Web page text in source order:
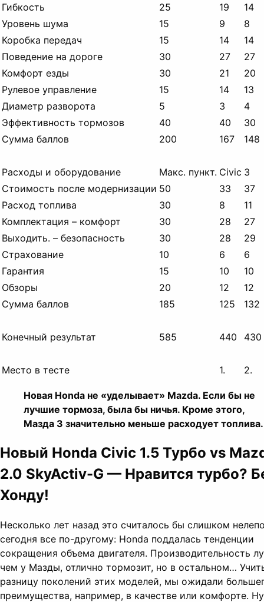
Гибкость
25 19
14
Уровень шума
15 9
8
Коробка передач
15 14
14
Поведение на дороге
30 27
27
Комфорт езды
30 21
20
Рулевое управление
15 14
13
Диаметр разворота
5 3
4
Эффективность тормозов
40 40
30
Сумма баллов
200 167 148
Расходы и оборудование Макс. пункт. Civic 3
Стоимость после модернизации 50 33
37
Расход топлива
30 8
11
Комплектация – комфорт
30 28
27
Выходить. – безопасность 30 28
29
Страхование
10 6
6
Гарантия
15 10
10
Обзоры
20 12
12
Сумма баллов
185 125 132
Конечный результат 585 440 430
Место в тесте 1. 2.
Новая Honda не «уделывает» Mazda. Если бы не
лучшие тормоза, была бы ничья. Кроме этого,
Мазда 3 значительно меньше расходует топлива.
Новый Honda Civic 1.5 Турбо vs
2.0 SkyActiv-G — Нравится турбо?
Хонду!
Несколько лет назад это считалось бы слишком
сегодня все по-другому: Honda поддалась тенденции
сокращения объема двигателя. Производительность
чем у Мазды, отлично тормозит, но в остальном…
разницу поколений этих моделей, мы ожидали
преимущества, например, в качестве или комфорте.